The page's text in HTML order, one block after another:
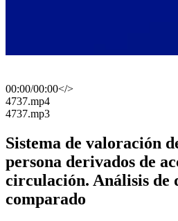
00:00/00:00</>
​4737.mp4
​4737.mp3
Sistema de valoración
persona derivados de
circulación. Análisis de
comparado